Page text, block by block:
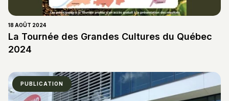
18 AOÛT 2024
La Tournée des Grandes Cultures du Québec
2024
PUBLICATION